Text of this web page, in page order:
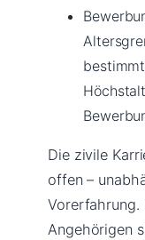
Die zivile
offen –
Vorerfahrung.
Angehörigen